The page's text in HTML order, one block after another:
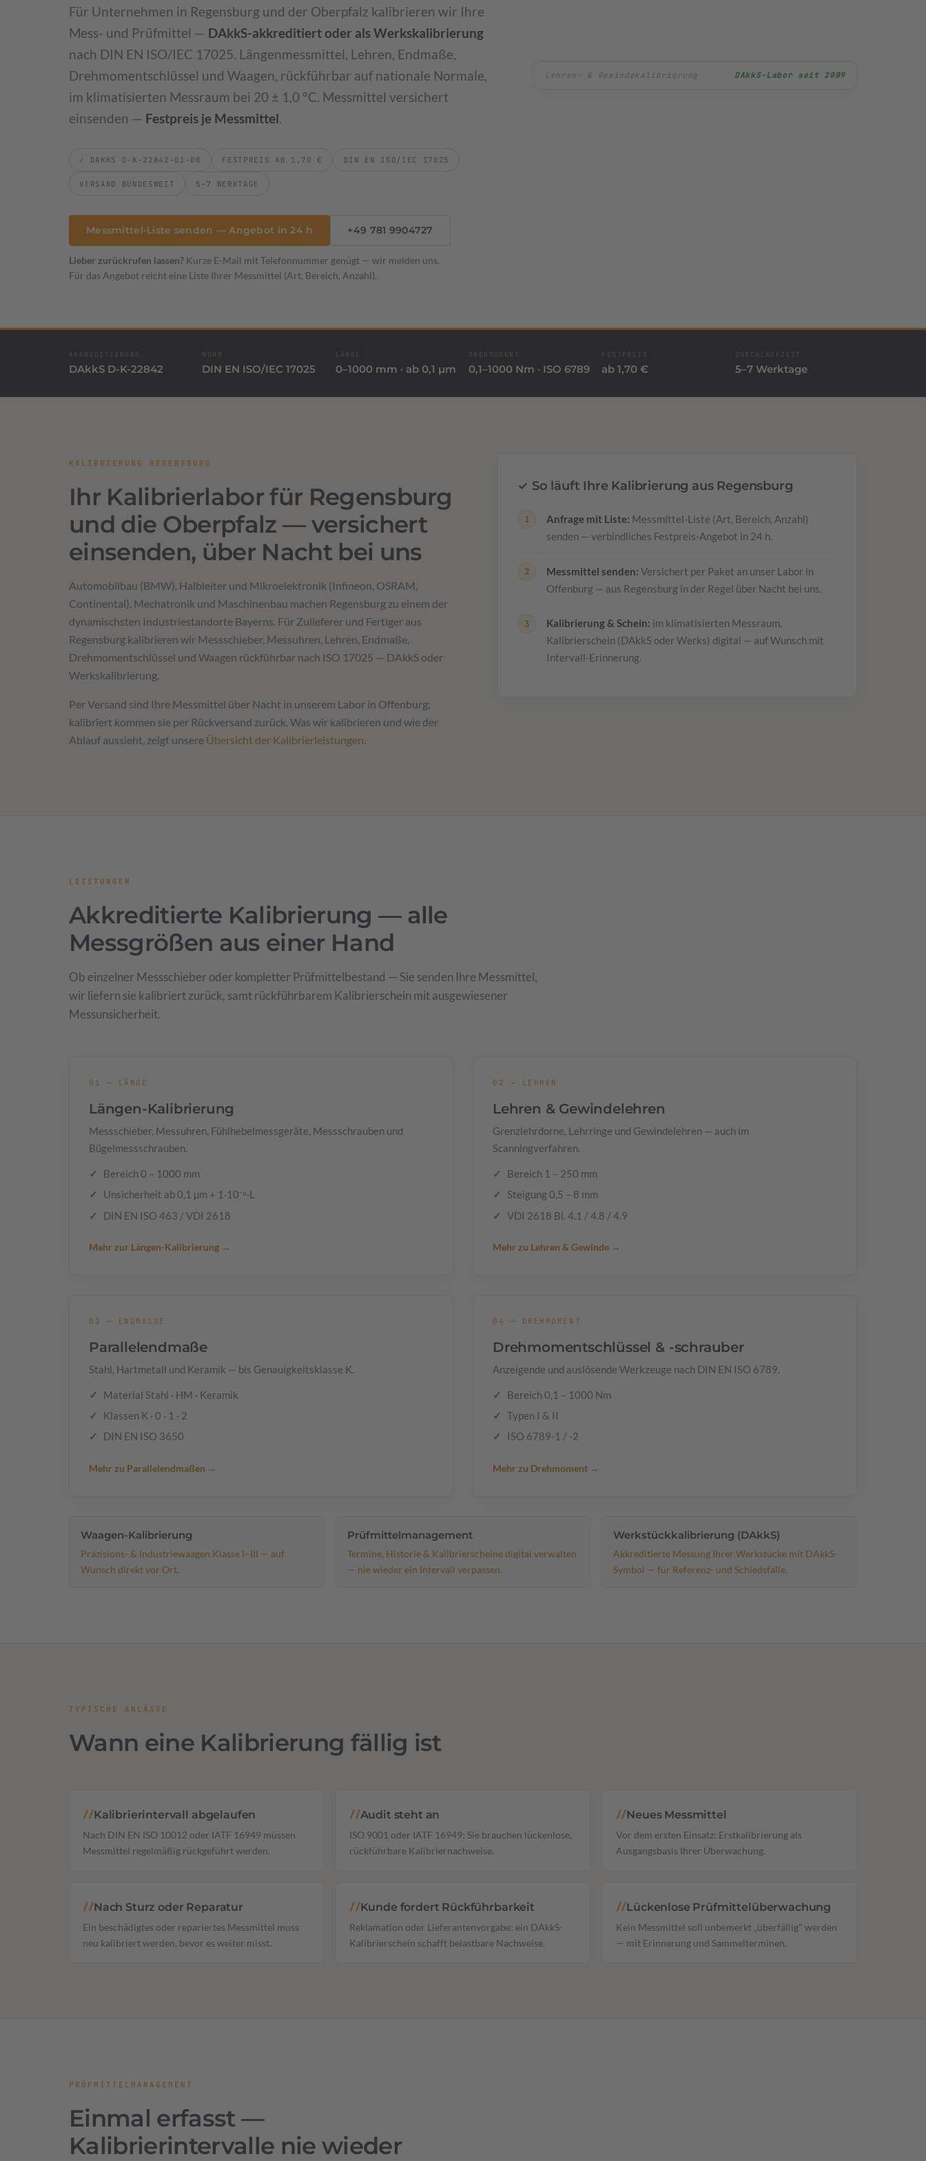
Leistungsverzeichnis & Preise
Preisliste 2026
→
Werkstückkalibrierung
Sondermessmittel Aufnahmen & Vorrichtungen KFZ Schablonen
Für Unternehmen in Regensburg und der Oberpfalz kalibrieren wir Ihre
Mess- und Prüfmittel — DAkkS-akkreditiert oder als Werkskalibrierung
nach DIN EN ISO/IEC 17025. Längenmessmittel, Lehren, Endmaße,
Drehmomentschlüssel und Waagen, rückführbar auf nationale Normale,
im klimatisierten Messraum bei 20 ± 1,0 °C. Messmittel versichert
einsenden — Festpreis je Messmittel.
✓ DAKKS D-K-22842-01-00 FESTPREIS AB 1,70 € DIN EN ISO/IEC 17025
VERSAND BUNDESWEIT 5–7 WERKTAGE
Messmittel-Liste senden — Angebot in 24 h +49 781 9904727
Lieber zurückrufen lassen? Kurze E-Mail mit Telefonnummer genügt — wir melden uns.
Für das Angebot reicht eine Liste Ihrer Messmittel (Art, Bereich, Anzahl).
Drehmomentschlüssel · ISO 6789 DAkkS-Labor seit 2009
AKKREDITIERUNG
DAkkS D-K-22842
NORM
DIN EN ISO/IEC 17025
LÄNGE
0–1000 mm · ab 0,1 µm
DREHMOMENT
0,1–1000 Nm · ISO 6789
FESTPREIS
ab 1,70 €
DURCHLAUFZEIT
5–7 Werktage
KALIBRIERUNG REGENSBURG
Ihr Kalibrierlabor für Regensburg
und die Oberpfalz — versichert
einsenden, über Nacht bei uns
Automobilbau (BMW), Halbleiter und Mikroelektronik (Infineon, OSRAM,
Continental), Mechatronik und Maschinenbau machen Regensburg zu einem der
dynamischsten Industriestandorte Bayerns. Für Zulieferer und Fertiger aus
Regensburg kalibrieren wir Messschieber, Messuhren, Lehren, Endmaße,
Drehmomentschlüssel und Waagen rückführbar nach ISO 17025 — DAkkS oder
Werkskalibrierung.
Per Versand sind Ihre Messmittel über Nacht in unserem Labor in Offenburg;
kalibriert kommen sie per Rückversand zurück. Was wir kalibrieren und wie der
Ablauf aussieht, zeigt unsere Übersicht der Kalibrierleistungen.
✓ So läuft Ihre Kalibrierung aus Regensburg
Anfrage mit Liste: Messmittel-Liste (Art, Bereich, Anzahl)
senden — verbindliches Festpreis-Angebot in 24 h.
Messmittel senden: Versichert per Paket an unser Labor in
Offenburg — aus Regensburg in der Regel über Nacht bei uns.
Kalibrierung & Schein: im klimatisierten Messraum,
Kalibrierschein (DAkkS oder Werks) digital — auf Wunsch mit
Intervall-Erinnerung.
LEISTUNGEN
Akkreditierte Kalibrierung — alle
Messgrößen aus einer Hand
Ob einzelner Messschieber oder kompletter Prüfmittelbestand — Sie senden Ihre Messmittel,
wir liefern sie kalibriert zurück, samt rückführbarem Kalibrierschein mit ausgewiesener
Messunsicherheit.
01 — LÄNGE
Längen-Kalibrierung
Messschieber, Messuhren, Fühlhebelmessgeräte, Messschrauben und
Bügelmessschrauben.
Bereich 0 – 1000 mm
Unsicherheit ab 0,1 µm + 1·10⁻⁶·L
DIN EN ISO 463 / VDI 2618
Mehr zur Längen-Kalibrierung →
02 — LEHREN
Lehren & Gewindelehren
Grenzlehrdorne, Lehrringe und Gewindelehren — auch im
Scanningverfahren.
Bereich 1 – 250 mm
Steigung 0,5 – 8 mm
VDI 2618 Bl. 4.1 / 4.8 / 4.9
Mehr zu Lehren & Gewinde →
03 — ENDMASSE
Parallelendmaße
Stahl, Hartmetall und Keramik — bis Genauigkeitsklasse K.
Material Stahl · HM · Keramik
Klassen K · 0 · 1 · 2
DIN EN ISO 3650
Mehr zu Parallelendmaßen →
04 — DREHMOMENT
Drehmomentschlüssel & -schrauber
Anzeigende und auslösende Werkzeuge nach DIN EN ISO 6789.
Bereich 0,1 – 1000 Nm
Typen I & II
ISO 6789-1 / -2
Mehr zu Drehmoment →
Waagen-Kalibrierung
Präzisions- & Industriewaagen Klasse I–III — auf
Wunsch direkt vor Ort.
Prüfmittelmanagement
Termine, Historie & Kalibrierscheine digital verwalten
— nie wieder ein Intervall verpassen.
Werkstückkalibrierung (DAkkS)
Akkreditierte Messung Ihrer Werkstücke mit DAkkS-
Symbol — für Referenz- und Schiedsfälle.
TYPISCHE ANLÄSSE
Wann eine Kalibrierung fällig ist
//Kalibrierintervall abgelaufen
Nach DIN EN ISO 10012 oder IATF 16949 müssen
Messmittel regelmäßig rückgeführt werden.
//Audit steht an
ISO 9001 oder IATF 16949: Sie brauchen lückenlose,
rückführbare Kalibriernachweise.
//Neues Messmittel
Vor dem ersten Einsatz: Erstkalibrierung als
Ausgangsbasis Ihrer Überwachung.
//Nach Sturz oder Reparatur
Ein beschädigtes oder repariertes Messmittel muss
neu kalibriert werden, bevor es weiter misst.
//Kunde fordert Rückführbarkeit
Reklamation oder Lieferantenvorgabe: ein DAkkS-
Kalibrierschein schafft belastbare Nachweise.
//Lückenlose Prüfmittelüberwachung
Kein Messmittel soll unbemerkt „überfällig" werden
— mit Erinnerung und Sammelterminen.
PRÜFMITTELMANAGEMENT
Einmal erfasst —
Kalibrierintervalle nie wieder